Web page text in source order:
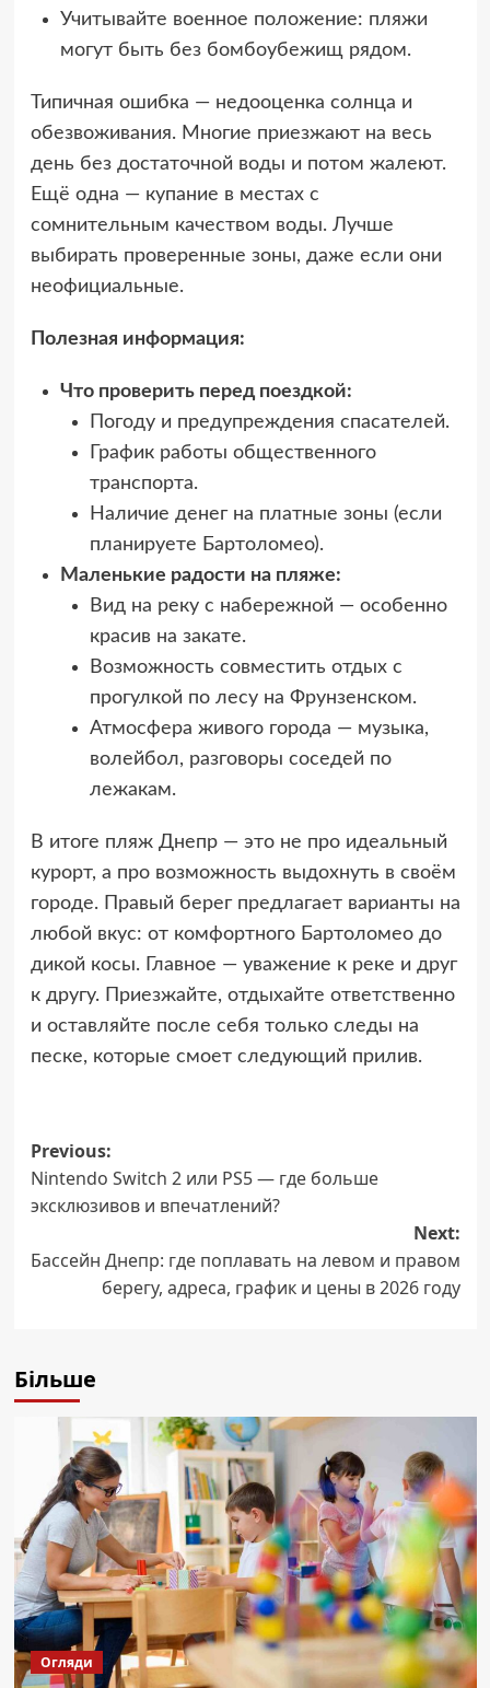
Учитывайте военное положение: пляжи
могут быть без бомбоубежищ рядом.
Типичная ошибка — недооценка солнца и
обезвоживания. Многие приезжают на весь
день без достаточной воды и потом жалеют.
Ещё одна — купание в местах с
сомнительным качеством воды. Лучше
выбирать проверенные зоны, даже если они
неофициальные.
Полезная информация:
Что проверить перед поездкой:
Погоду и предупреждения спасателей.
График работы общественного
транспорта.
Наличие денег на платные зоны (если
планируете Бартоломео).
Маленькие радости на пляже:
Вид на реку с набережной — особенно
красив на закате.
Возможность совместить отдых с
прогулкой по лесу на Фрунзенском.
Атмосфера живого города — музыка,
волейбол, разговоры соседей по
лежакам.
В итоге пляж Днепр — это не про идеальный
курорт, а про возможность выдохнуть в своём
городе. Правый берег предлагает варианты на
любой вкус: от комфортного Бартоломео до
дикой косы. Главное — уважение к реке и друг
к другу. Приезжайте, отдыхайте ответственно
и оставляйте после себя только следы на
песке, которые смоет следующий прилив.
Post
navigation
Previous:
Nintendo Switch 2 или PS5 — где больше
эксклюзивов и впечатлений?
Next:
Бассейн Днепр: где поплавать на левом и правом
берегу, адреса, график и цены в 2026 году
Більше
Огляди